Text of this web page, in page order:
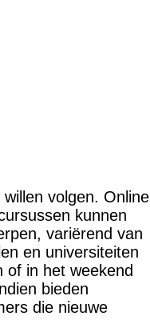
volgen. Online
kunnen
variërend van
en universiteiten
of in het weekend
bieden
die nieuwe